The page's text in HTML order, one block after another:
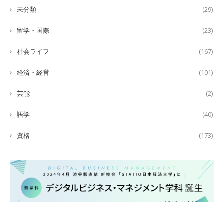
未分類 (29)
留学・国際 (23)
社会ライフ (167)
経済・経営 (101)
芸能 (2)
語学 (40)
資格 (173)